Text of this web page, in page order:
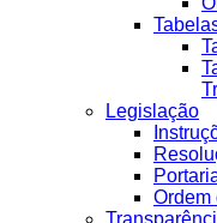
Legislação
Ordem